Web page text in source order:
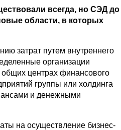
всегда, но СЭД до
области, в которых
затрат путем внутреннего
организации
центрах финансового
группы или холдинга
и денежными
на осуществление бизнес-